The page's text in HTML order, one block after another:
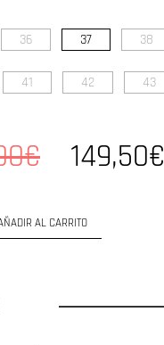
36 37 38
41 42 43
149,50€
AL CARRITO